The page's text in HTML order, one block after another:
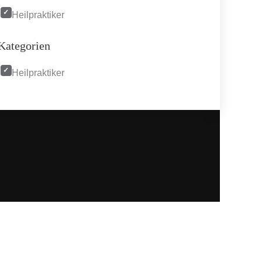
Heilpraktiker
Heilpraktiker